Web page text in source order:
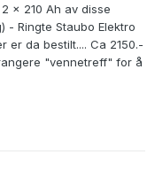
x 210 Ah av disse
Ringte Staubo Elektro
er da bestilt.... Ca 2150.-
"vennetreff" for å